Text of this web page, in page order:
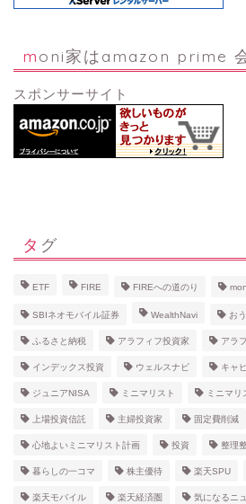
moni家はamazon prime
スポンサーサイト
タグ
ETF FIRE FIREへの道のり
SBIネオモバイル証券 WealthNavi お
ふるさと納税 アラフィフ投資家 アラ
インデックス投資 ウェルスナビ キャ
ジュニアNISA ミニマリスト ミニマリ
上場投資信託 主婦投資家 固定費削減
心地よいミニマリスト計画 投資 整理
暮らしの一コマ 株主優待 楽天SPU
楽天モバイル 楽天経済圏 気になるニ